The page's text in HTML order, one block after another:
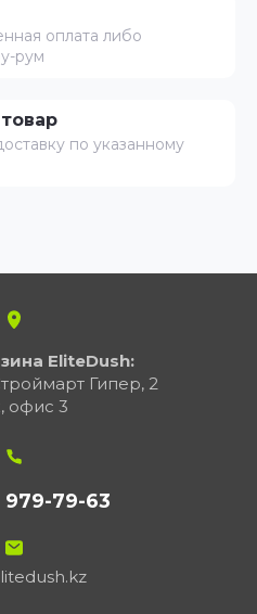
оплата либо
рум
по указанному
EliteDush:
Гипер, 2
офис 3
979-79-63